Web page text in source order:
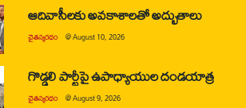
ఆదివాసీలకు అవకాశాలతో అద్భుతాలు
చైతన్యరధం @August 10, 2026
గొడ్డలి పార్టీపై ఉపాధ్యాయుల దండయాత్ర
చైతన్యరధం @August 9, 2026